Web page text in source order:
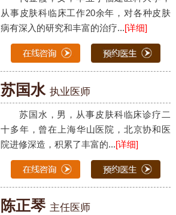
从事皮肤科临床工作20余年，对各种皮肤
病有深入的研究和丰富的治疗...[详细]
苏国水 执业医师
苏国水，男，从事皮肤科临床诊疗二
十多年，曾在上海华山医院，北京协和医
院进修深造，积累了丰富的...[详细]
陈正琴 主任医师